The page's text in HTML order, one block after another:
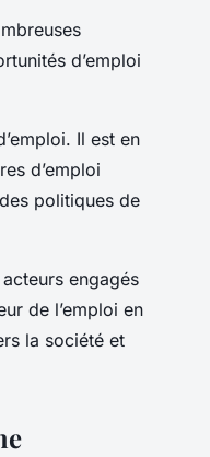
d’emploi
Il est en
d’emploi
politiques de
engagés
de l’emploi en
la société et